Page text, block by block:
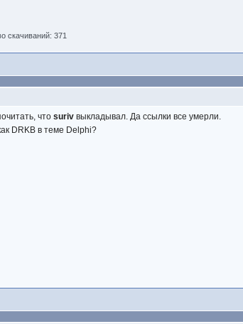
скачиваний: 371
чтоsuriv выкладывал. Да ссылки все умерли.
DRKB в теме Delphi?